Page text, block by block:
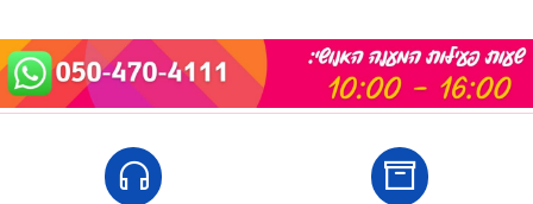
לארוז באריזת מתנה:
מתנה: